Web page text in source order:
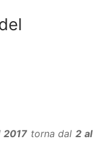
2017torna dal2 al